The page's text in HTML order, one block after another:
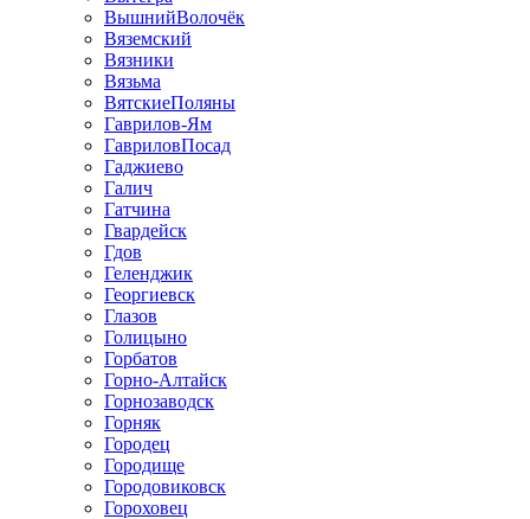
ВышнийВолочёк
Вяземский
Вязники
Вязьма
ВятскиеПоляны
Гаврилов-Ям
ГавриловПосад
Гаджиево
Галич
Гатчина
Гвардейск
Гдов
Геленджик
Георгиевск
Глазов
Голицыно
Горбатов
Горно-Алтайск
Горнозаводск
Горняк
Городец
Городище
Городовиковск
Гороховец